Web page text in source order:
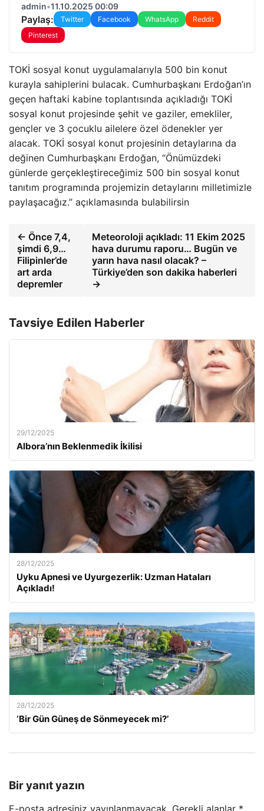
admin•11.10.2025 00:09
Paylaş: Twitter Facebook WhatsApp
Reddit
Pinterest
TOKİ sosyal konut uygulamalarıyla 500 bin konut
kurayla sahiplerini bulacak. Cumhurbaşkanı Erdoğan’ın
geçen haftaki kabine toplantısında açıkladığı TOKİ
sosyal konut projesinde şehit ve gaziler, emekliler,
gençler ve 3 çocuklu ailelere özel ödenekler yer
alacak. TOKİ sosyal konut projesinin detaylarına da
değinen Cumhurbaşkanı Erdoğan, “Önümüzdeki
günlerde gerçekleştireceğimiz 500 bin sosyal konut
tanıtım programında projemizin detaylarını milletimizle
paylaşacağız.” açıklamasında bulabilirsin
← Önce 7,4,
şimdi 6,9…
Filipinler’de
art arda
depremler
Meteoroloji açıkladı: 11 Ekim 2025
hava durumu raporu… Bugün ve
yarın hava nasıl olacak? –
Türkiye’den son dakika haberleri
→
Tavsiye Edilen Haberler
29/12/2025
Albora’nın Beklenmedik İkilisi
28/12/2025
Uyku Apnesi ve Uyurgezerlik: Uzman Hataları
Açıkladı!
28/12/2025
‘Bir Gün Güneş de Sönmeyecek mi?’
Bir yanıt yazın